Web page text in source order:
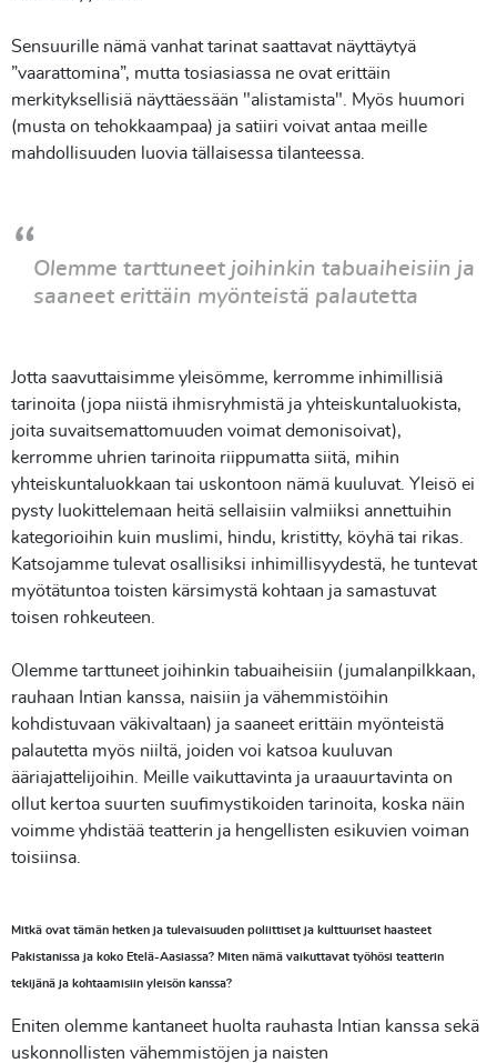
Sensuurille nämä vanhat tarinat saattavat näyttäytyä
”vaarattomina”, mutta tosiasiassa ne ovat erittäin
merkityksellisiä näyttäessään "alistamista". Myös huumori
(musta on tehokkaampaa) ja satiiri voivat antaa meille
mahdollisuuden luovia tällaisessa tilanteessa.
Olemme tarttuneet joihinkin tabuaiheisiin ja
saaneet erittäin myönteistä palautetta
Jotta saavuttaisimme yleisömme, kerromme inhimillisiä
tarinoita (jopa niistä ihmisryhmistä ja yhteiskuntaluokista,
joita suvaitsemattomuuden voimat demonisoivat),
kerromme uhrien tarinoita riippumatta siitä, mihin
yhteiskuntaluokkaan tai uskontoon nämä kuuluvat. Yleisö ei
pysty luokittelemaan heitä sellaisiin valmiiksi annettuihin
kategorioihin kuin muslimi, hindu, kristitty, köyhä tai rikas.
Katsojamme tulevat osallisiksi inhimillisyydestä, he tuntevat
myötätuntoa toisten kärsimystä kohtaan ja samastuvat
toisen rohkeuteen.
Olemme tarttuneet joihinkin tabuaiheisiin (jumalanpilkkaan,
rauhaan Intian kanssa, naisiin ja vähemmistöihin
kohdistuvaan väkivaltaan) ja saaneet erittäin myönteistä
palautetta myös niiltä, joiden voi katsoa kuuluvan
ääriajattelijoihin. Meille vaikuttavinta ja uraauurtavinta on
ollut kertoa suurten suufimystikoiden tarinoita, koska näin
voimme yhdistää teatterin ja hengellisten esikuvien voiman
toisiinsa.
Mitkä ovat tämän hetken ja tulevaisuuden poliittiset ja kulttuuriset haasteet
Pakistanissa ja koko Etelä-Aasiassa? Miten nämä vaikuttavat työhösi teatterin
tekijänä ja kohtaamisiin yleisön kanssa?
Eniten olemme kantaneet huolta rauhasta Intian kanssa sekä
uskonnollisten vähemmistöjen ja naisten